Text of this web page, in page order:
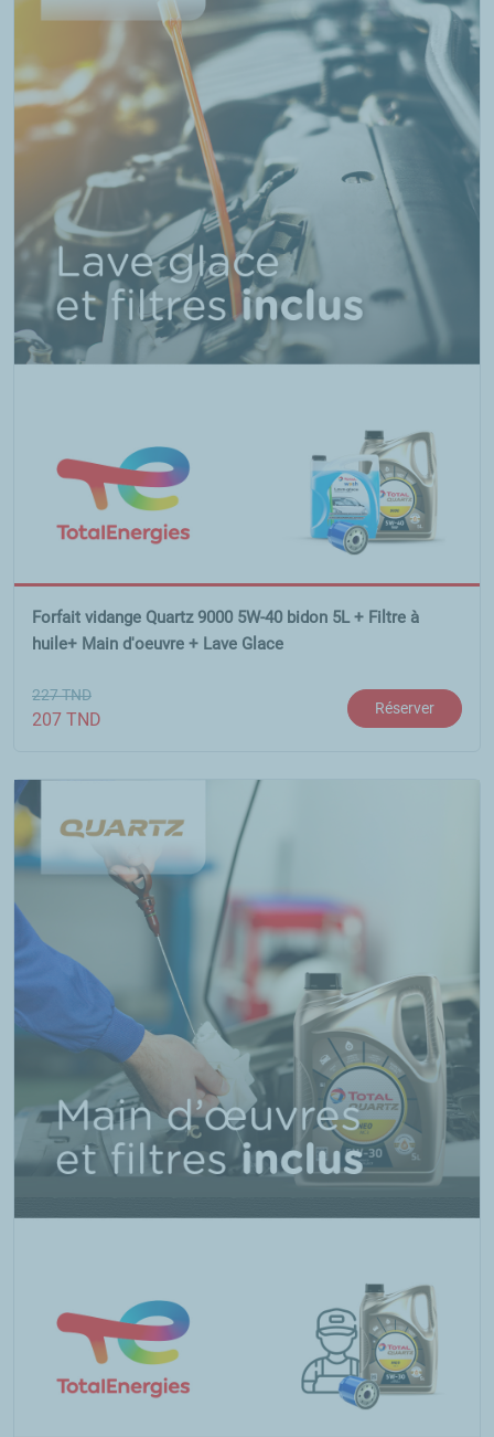
Forfait vidange Quartz 9000 5W-40 bidon 5L + Filtre à
huile+ Main d'oeuvre + Lave Glace
227TND
207 TND
Réserver